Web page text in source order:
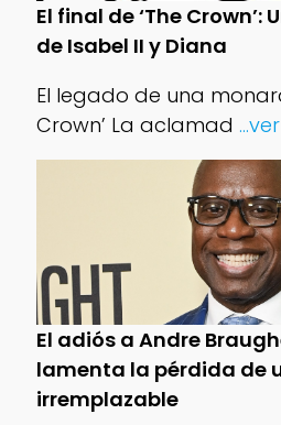
El final de ‘The Crown’:
de Isabel II y Diana
El legado de una
Crown’ La aclamad
El adiós a Andre
lamenta la pérdida de
irremplazable